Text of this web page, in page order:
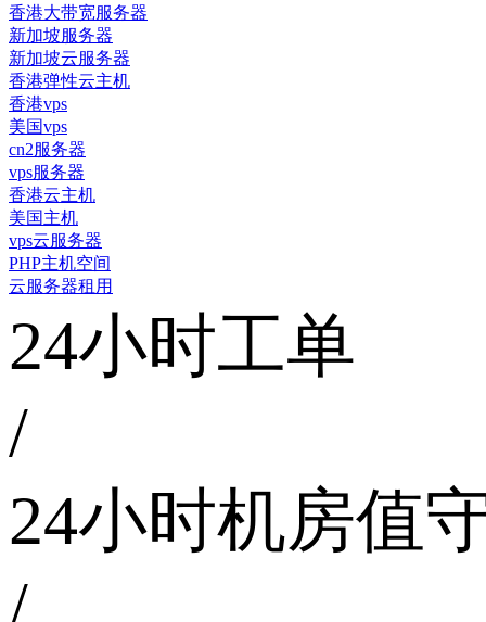
香港大带宽服务器
新加坡服务器
新加坡云服务器
香港弹性云主机
香港vps
美国vps
cn2服务器
vps服务器
香港云主机
美国主机
vps云服务器
PHP主机空间
云服务器租用
24小时工单
/
24小时机房值